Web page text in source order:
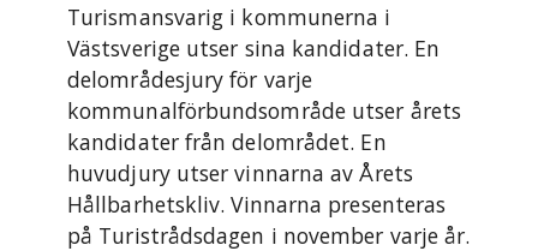
Turismansvarig i kommunerna i
Västsverige utser sina kandidater. En
delområdesjury för varje
kommunalförbundsområde utser årets
kandidater från delområdet. En
huvudjury utser vinnarna av Årets
Hållbarhetskliv. Vinnarna presenteras
på Turistrådsdagen i november varje år.